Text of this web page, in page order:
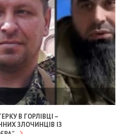
В ГОРЛІВЦІ –
ЗЛОЧИНЦІВ ІЗ